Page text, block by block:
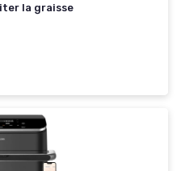
la graisse